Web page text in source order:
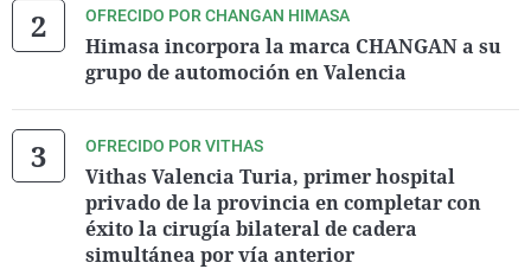
OFRECIDO POR CHANGAN HIMASA
Himasa incorpora la marca CHANGAN a su
grupo de automoción en Valencia
OFRECIDO POR VITHAS
Vithas Valencia Turia, primer hospital
privado de la provincia en completar con
éxito la cirugía bilateral de cadera
simultánea por vía anterior